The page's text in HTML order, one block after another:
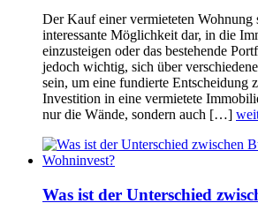
Der Kauf einer vermieteten Wohnung
interessante Möglichkeit dar, in die
einzusteigen oder das bestehende
jedoch wichtig, sich über
sein, um eine fundierte Entscheidung
Investition in eine vermietete
nur die Wände, sondern auch […]
Was ist der Unterschied